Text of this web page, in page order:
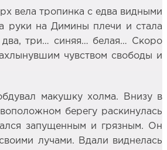
вела тропинка с едва видными
руки на Димины плечи и стала
три… синяя… белая… Скоро
чувством свободы и
макушку холма. Внизу в
берегу раскинулась
запущенным и грязным. Он
лучами. Вдали виднелась